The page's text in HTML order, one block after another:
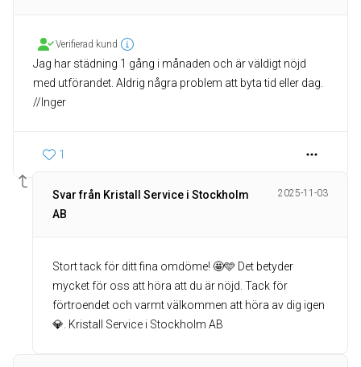
Verifierad kund
Jag har städning 1 gång i månaden och är väldigt nöjd
med utförandet. Aldrig några problem att byta tid eller dag.
//Inger
1
Svar från Kristall Service i Stockholm
AB
2025-11-03
Stort tack för ditt fina omdöme! 🤩🩵 Det betyder
mycket för oss att höra att du är nöjd. Tack för
förtroendet och varmt välkommen att höra av dig igen
💎. Kristall Service i Stockholm AB